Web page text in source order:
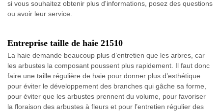
si vous souhaitez obtenir plus d'informations, posez des questions
ou avoir leur service.
Entreprise taille de haie 21510
La haie demande beaucoup plus d’entretien que les arbres, car
les arbustes la composant poussent plus rapidement. Il faut donc
faire une taille régulière de haie pour donner plus d’esthétique
pour éviter le développement des branches qui gâche sa forme,
pour éviter que les arbustes prennent du volume, pour favoriser
la floraison des arbustes à fleurs et pour l’entretien régulier des